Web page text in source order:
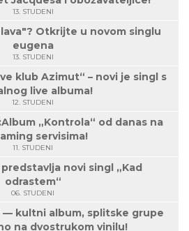
13. STUDENI
Otkrijte u novom singlu
eugena
13. STUDENI
klub Azimut“ – novi je singl s
live albuma!
12. STUDENI
„Kontrola“ od danas na
servisima!
11. STUDENI
novi singl „Kad
odrastem“
06. STUDENI
— kultni album, splitske grupe
na dvostrukom vinilu!